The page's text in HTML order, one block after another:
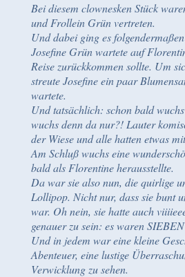
Bei diesem clownesken Stück
und Frollein Grün vertreten.
Und dabei ging es
Josefine Grün wartete auf
Reise zurückkommen sollte. Um
streute Josefine ein paar
wartete.
Und tatsächlich: schon bald
wuchs denn da nur?! Lauter
der Wiese und alle hatten etwas
Am Schluß wuchs eine
bald als Florentine herausstellte.
Da war sie also nun, die quirlige
Lollipop. Nicht nur, dass sie bunt
war. Oh nein, sie hatte auch
genauer zu sein: es waren
Und in jedem war eine kleine
Abenteuer, eine lustige
Verwicklung zu sehen.